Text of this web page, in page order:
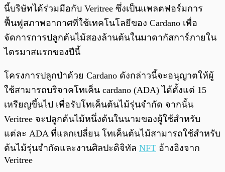
นี้บริษัทได้ร่วมมือกับ Veritree ซึ่งเป็นแพลตฟอร์มการ
ฟื้นฟูสภาพอากาศที่ใช้เทคโนโลยีของ Cardano เพื่อ
จัดการการปลูกต้นไม้สองล้านต้นในมาดากัสการ์ภายใน
ไตรมาสแรกของปีนี้
โครงการปลูกป่าด้วย Cardano ดังกล่าวนี้จะอนุญาตให้ผู้
ใช้สามารถบริจาคโทเค็น cardano (ADA) ได้ตั้งแต่ 15
เหรียญขึ้นไป เพื่อรับโทเค็นต้นไม้รุ่นจำกัด จากนั้น
Veritree จะปลูกต้นไม้หนึ่งต้นในนามของผู้ใช้สำหรับ
แต่ละ ADA ที่แลกเปลี่ยน โทเค็นต้นไม้สามารถใช้สำหรับ
ต้นไม้รุ่นจำกัดและงานศิลปะดิจิทัล NFT อ้างอิงจาก
Veritree